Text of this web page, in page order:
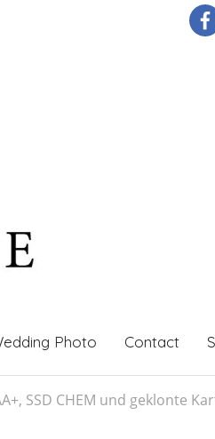
Photo Contact
SSD CHEM und geklonte